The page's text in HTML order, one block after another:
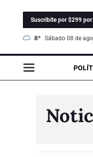
Suscribite por $299 por
8° sábado 08 de